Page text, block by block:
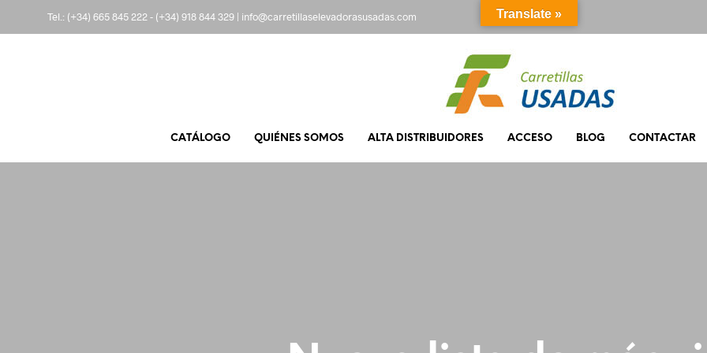
Tel.: (+34) 665 845 222- (+34) 918 844 329 | info@carretillaselevadorasusadas.com
CATÁLOGO QUIÉNES SOMOS ALTA DISTRIBUIDORES ACCESO BLOG CONTACTAR
Translate »